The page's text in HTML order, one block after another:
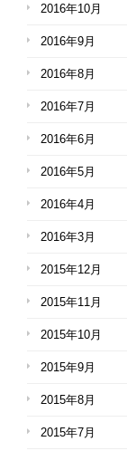
2016年10月
2016年9月
2016年8月
2016年7月
2016年6月
2016年5月
2016年4月
2016年3月
2015年12月
2015年11月
2015年10月
2015年9月
2015年8月
2015年7月